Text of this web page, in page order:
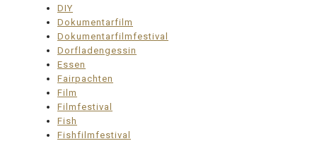
DIY
Dokumentarfilm
Dokumentarfilmfestival
Dorfladengessin
Essen
Fairpachten
Film
Filmfestival
Fish
Fishfilmfestival